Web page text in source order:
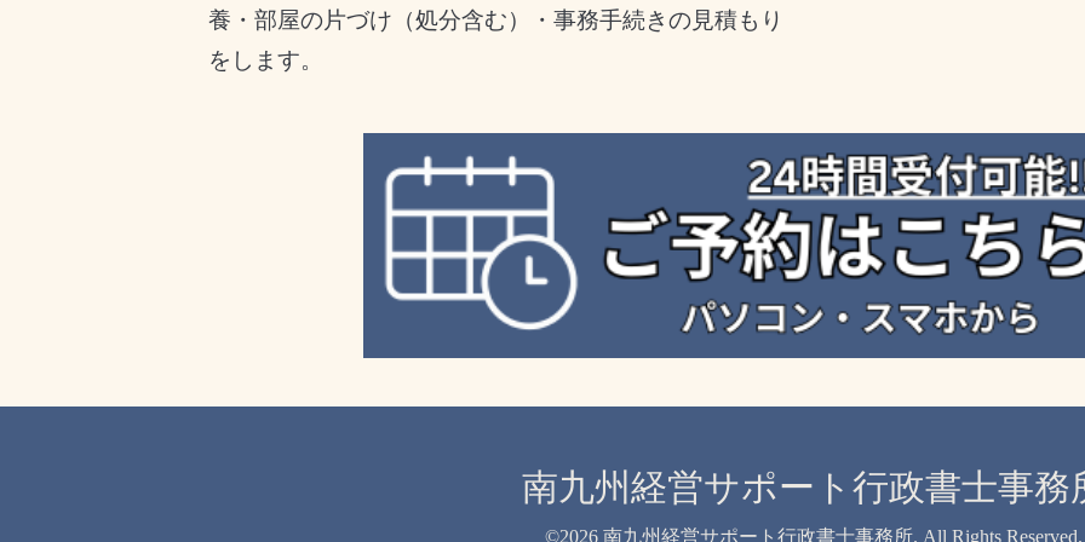
養・部屋の片づけ（処分含む）・事務手続きの見積もり
をします。
南九州経営サポート行政書士事務
©2026 南九州経営サポート行政書士事務所. All Rights Reserved.